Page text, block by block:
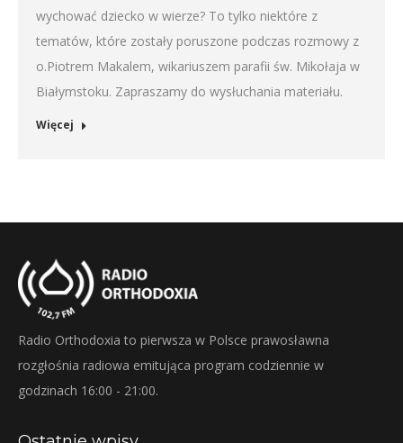
wychować dziecko w wierze? To tylko niektóre z
tematów, które zostały poruszone podczas rozmowy z
o.Piotrem Makalem, wikariuszem parafii św. Mikołaja w
Białymstoku. Zapraszamy do wysłuchania materiału.
Więcej
Radio Orthodoxia to pierwsza w Polsce prawosławna
rozgłośnia radiowa emitująca program codziennie w
godzinach 16:00 - 21:00.